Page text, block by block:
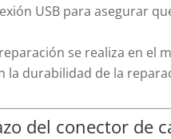
USB para asegurar
se realiza en el
la durabilidad de la
del conector de